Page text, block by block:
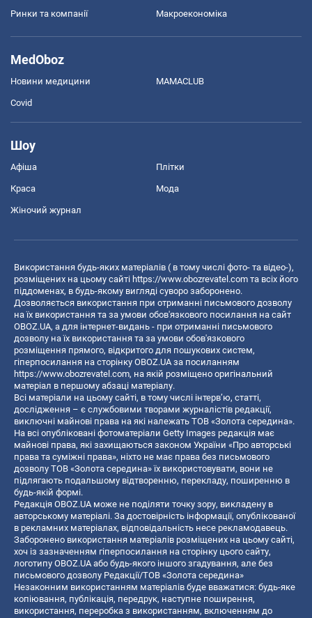
Ринки та компанії Макроекономіка
MedOboz
Новини медицини MAMACLUB
Covid
Шоу
Афіша Плітки
Краса Мода
Жіночий журнал
Використання будь-яких матеріалів ( в тому числі фото- та відео-),
розміщених на цьому сайті https://www.obozrevatel.com та всіх його
піддоменах, в будь-якому вигляді суворо заборонено.
Дозволяється використання при отриманні письмового дозволу
на їх використання та за умови обов'язкового посилання на сайт
OBOZ.UA, а для інтернет-видань - при отриманні письмового
дозволу на їх використання та за умови обов'язкового
розміщення прямого, відкритого для пошукових систем,
гіперпосилання на сторінку OBOZ.UA за посиланням
https://www.obozrevatel.com, на якій розміщено оригінальний
матеріал в першому абзаці матеріалу.
Всі матеріали на цьому сайті, в тому числі інтерв’ю, статті,
дослідження – є службовими творами журналістів редакції,
виключні майнові права на які належать ТОВ «Золота середина».
На всі опубліковані фотоматеріали Getty Images редакція має
майнові права, які захищаються законом України «Про авторські
права та суміжні права», ніхто не має права без письмового
дозволу ТОВ «Золота середина» їх використовувати, вони не
підлягають подальшому відтворенню, перекладу, поширенню в
будь-якій формі.
Редакція OBOZ.UA може не поділяти точку зору, викладену в
авторському матеріалі. За достовірність інформації, опублікованої
в рекламних матеріалах, відповідальність несе рекламодавець.
Заборонено використання матеріалів розміщених на цьому сайті,
хоч із зазначенням гіперпосилання на сторінку цього сайту,
логотипу OBOZ.UA або будь-якого іншого згадування, але без
письмового дозволу Редакції/ТОВ «Золота середина»
Незаконним використанням матеріалів буде вважатися: будь-яке
копiювання, публiкацiя, передрук, наступне поширення,
використання, переробка з використанням, включенням до